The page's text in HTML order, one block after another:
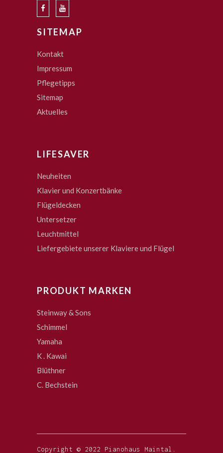
SITEMAP
Kontakt
Impressum
Pflegetipps
Sitemap
Aktuelles
LIFESAVER
Neuheiten
Klavier und Konzertbänke
Flügeldecken
Untersetzer
Leuchtmittel
Liefergebiete unserer Klaviere und Flügel
PRODUKT MARKEN
Steinway & Sons
Schimmel
Yamaha
K . Kawai
Blüthner
C. Bechstein
Copyright © 2022 Pianohaus Maintal.